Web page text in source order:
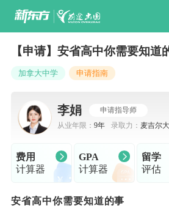
【申请】安省高中你需要知道
加拿大中学 申请指南
李娟
申请指导师
从业年限： 9年 录取力： 麦吉尔
费用
计算器
GPA
计算器
留学
评估
安省高中你需要知道的事